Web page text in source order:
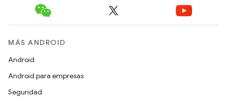
MÁS ANDROID
Android
Android para empresas
Seguridad